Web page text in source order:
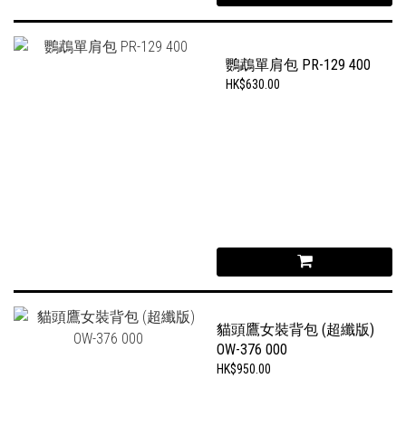
鸚鵡單肩包 PR-129 400
HK$630.00
貓頭鷹女裝背包 (超纖版)
OW-376 000
HK$950.00